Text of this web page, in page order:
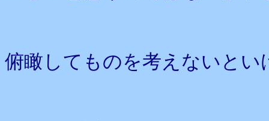
俯瞰してものを考えないと